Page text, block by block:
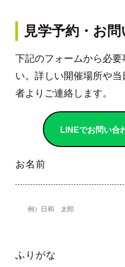
見学予約・お
下記のフォームから必要
い。詳しい開催場所や
者よりご連絡します。
LINEでお問い合
お名前
ふりがな